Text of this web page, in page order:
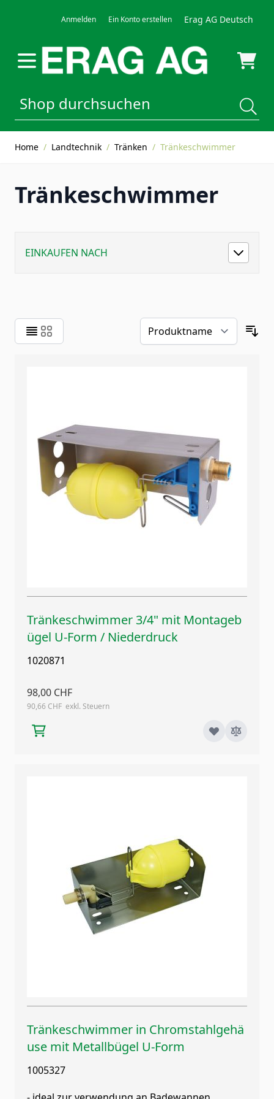
Anmelden Ein Konto erstellen Erag AG Deutsch
Home / Landtechnik / Tränken / Tränkeschwimmer
Tränkeschwimmer
EINKAUFEN NACH
Tränkeschwimmer 3/4" mit Montageb
ügel U-Form / Niederdruck
1020871
98,00 CHF
90,66 CHF
Tränkeschwimmer in Chromstahlgehä
use mit Metallbügel U-Form
1005327